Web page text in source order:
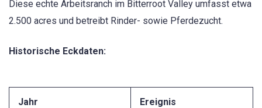
Diese echte Arbeitsranch im Bitterroot Valley umfasst etwa
2.500 acres und betreibt Rinder- sowie Pferdezucht.
Historische Eckdaten:
Jahr Ereignis